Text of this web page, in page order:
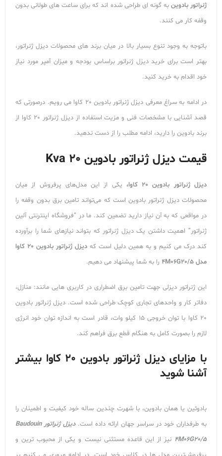
ژنراتور بادوین به گونه ای طراحی شده اند که برای ساعت های طولانی بدون
وقفه کار می کنند.
باتوجه به وجود تنوع بسیار بالا در میان برند های محصولات دیزل ژنراتور،
بهتر است برای خرید دیزل ژنراتور براساس بودجه و میزان آمپر مورد نیاز
خود اقدام به خرید کنید.
در ادامه به سراغ معرفی دیزل ژنراتور بادوین 20 کاوا می رویم. درصورتی که
قصد آشنایی با مشخصات فنی و مزیت استفاده از دیزل ژنراتور 20 کاوا از
برند بادوین را دارید، ادامه مطلب را از دست ندهید.
قیمت دیزل ژنراتور بادوین 20 Kva
دیزل ژنراتور بادوین 20 کاوا،
یکی از این مدل‌های پرفروش از میان
محصولات دیزل ژنراتور بادوین است که می‌تواند تامین برق بدون وقفه را
در مواقعی که به آن نیاز دارید تضمین کند. ما در “فروشگاه اینترنتی آلین
ژنراتور” اهمیت داشتن یک دیزل ژنراتور که بتواند نیازهای شما را برآورده
کند درک می کنیم و به همین دلیل است که
دیزل ژنراتور بادوین 20 کاوا
مدل 4 M06G20/5 را به شما پیشنهاد می دهیم.
این ژنراتور دیزلی جهت تامین برق اضطراری در کاربری هایی مانند: منازل،
دفاتر کار و واحدهای تجاری کوچک طراحی شده است. دیزل ژنراتور بادوین
20 کاوا با توان خروجی 15 کیلو وات، قادر است به اندازه توان خود انرژی
لازم را بصورت کامل به هنگام قطع برق فراهم کند.
با مزایای دیزل ژنراتور بادوین 20 کاوا بیشتر
آشنا شوید
بادوئین یا همان بادوین، با شهرت چندین ساله خود کیفیت و اطمینان را
به طرفداران خود در سراسر جهان ارائه داده است.دیزل ژنراتورBaudouin
4M06G20/5 نیز از این قاعده مستثنی نیست و یکی از محبوب ترین و